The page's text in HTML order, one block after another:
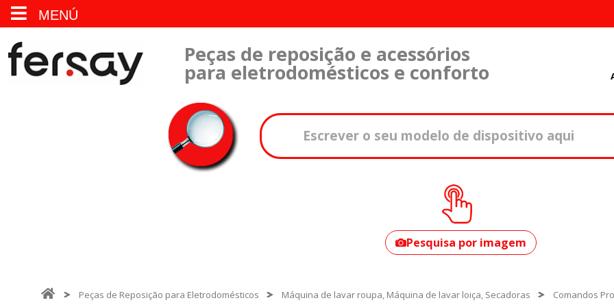
MENÚ
Peças de reposição e acessórios
para eletrodomésticos e conforto
seu modelo?
Pesquisa por imagem
Peças de Reposição para Eletrodomésticos Máquina de lavar roupa, Máquina de lavar loiça, Secadoras Comandos